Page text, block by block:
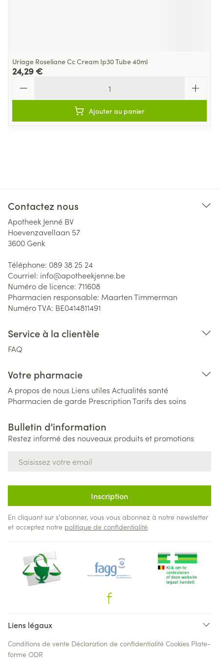
Uriage Roseliane Cc Cream Ip30 Tube 40ml
24,29 €
Ajouter au panier
Contactez nous
Apotheek Jenné BV
Hoevenzavellaan 57
3600 Genk
Téléphone: 089 38 25 24
Courriel: info@apotheekjenne.be
Numéro de licence: 711608
Pharmacien responsable: Maarten Timmerman
Numéro TVA: BE0414811491
Service à la clientèle
FAQ
Votre pharmacie
A propos de nous Liens utiles Actualités santé
Pharmacien de garde PrescriptionTarifs des soins
Bulletin d’information
Restez informé des nouveaux produits et promotions
Inscription
En cliquant sur s'abonner, vous vous abonnez à notre newsletter
et acceptez notre politique de confidentialité.
Liens légaux
Conditions de vente Déclaration de confidentialité Cookies Plate-
forme ODR